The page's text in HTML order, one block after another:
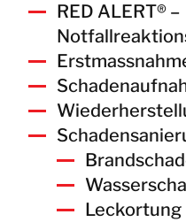
RED ALERT® –
Leckortung